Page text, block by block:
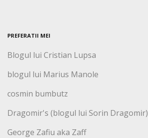
PREFERATII MEI
Blogul lui Cristian Lupsa
blogul lui Marius Manole
cosmin bumbutz
Dragomir's (blogul lui Sorin Dragomir)
George Zafiu aka Zaff